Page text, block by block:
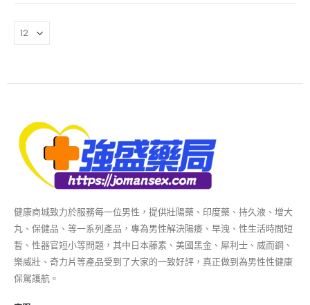
健康商城致力於服務每一位男性，提供壯陽藥、印度藥、持久液、增大
丸、保健品、等一系列產品，專為男性解決陽痿、早洩、性生活時間短
暫、性器官短小等問題，其中日本藤素、美國黑金、犀利士、威而鋼、
樂威壯、奇力片等產品受到了大家的一致好評，真正做到為男性性健康
保駕護航。